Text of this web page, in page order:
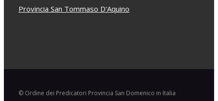
Provincia San Tommaso D'Aquino
© Ordine dei Predicatori Provincia San Domenico in Italia